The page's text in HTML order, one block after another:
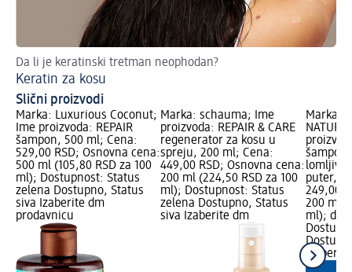
Da li je keratinski tretman neophodan?
Keratin za kosu
Slični proizvodi
Marka: Luxurious Coconut;
Ime proizvoda: REPAIR
šampon, 500 ml; Cena:
529,00 RSD; Osnovna cena:
500 ml (105,80 RSD za 100
ml); Dostupnost: Status
zelena Dostupno, Status
siva Izaberite dm
prodavnicu
Marka: schauma; Ime
proizvoda: REPAIR & CARE
regenerator za kosu u
spreju, 200 ml; Cena:
449,00 RSD; Osnovna cena:
200 ml (224,50 RSD za 100
ml); Dostupnost: Status
zelena Dostupno, Status
siva Izaberite dm
Marka:
šampon
lomljivu
puter,
249,00
200 ml
ml); dm